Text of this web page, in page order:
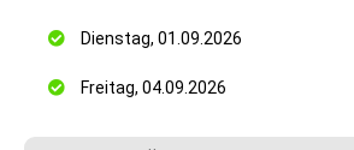
Dienstag, 01.09.2026
Freitag, 04.09.2026